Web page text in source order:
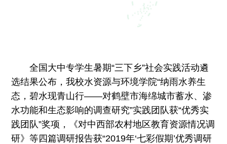
全国大中专学生暑期“三下乡”社会实践活动遴
选结果公布，我校水资源与环境学院“纳雨水养生
态，碧水现青山行——对鹤壁市海绵城市蓄水、渗
水功能和生态影响的调查研究”实践团队获“优秀实
践团队”奖项，《对中西部农村地区教育资源情况调
研》等四篇调研报告获“2019年‘七彩假期’优秀调研